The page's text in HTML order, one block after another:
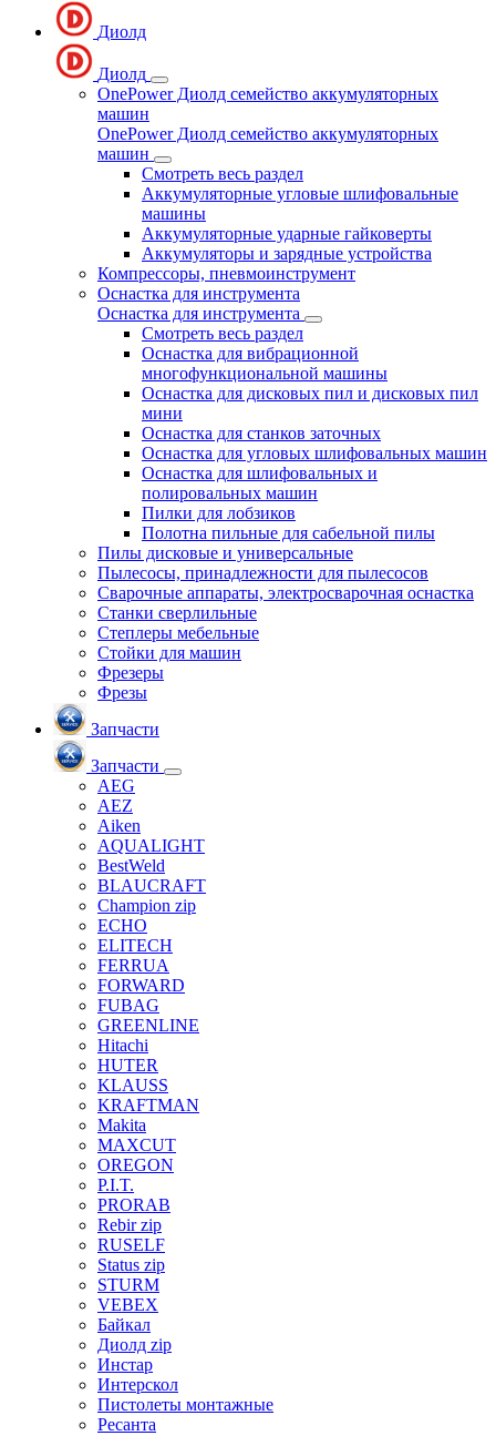
Диолд
Диолд
OnePower Диолд семейство аккумуляторных
машин
OnePower Диолд семейство аккумуляторных
машин
Смотреть весь раздел
Аккумуляторные угловые шлифовальные
машины
Аккумуляторные ударные гайковерты
Аккумуляторы и зарядные устройства
Компрессоры, пневмоинструмент
Оснастка для инструмента
Оснастка для инструмента
Смотреть весь раздел
Оснастка для вибрационной
многофункциональной машины
Оснастка для дисковых пил и дисковых пил
мини
Оснастка для станков заточных
Оснастка для угловых шлифовальных машин
Оснастка для шлифовальных и
полировальных машин
Пилки для лобзиков
Полотна пильные для сабельной пилы
Пилы дисковые и универсальные
Пылесосы, принадлежности для пылесосов
Сварочные аппараты, электросварочная оснастка
Станки сверлильные
Степлеры мебельные
Стойки для машин
Фрезеры
Фрезы
Запчасти
Запчасти
AEG
AEZ
Aiken
AQUALIGHT
BestWeld
BLAUCRAFT
Champion zip
ECHO
ELITECH
FERRUA
FORWARD
FUBAG
GREENLINE
Hitachi
HUTER
KLAUSS
KRAFTMAN
Makita
MAXCUT
OREGON
P.I.T.
PRORAB
Rebir zip
RUSELF
Status zip
STURM
VEBEX
Байкал
Диолд zip
Инстар
Интерскол
Пистолеты монтажные
Ресанта